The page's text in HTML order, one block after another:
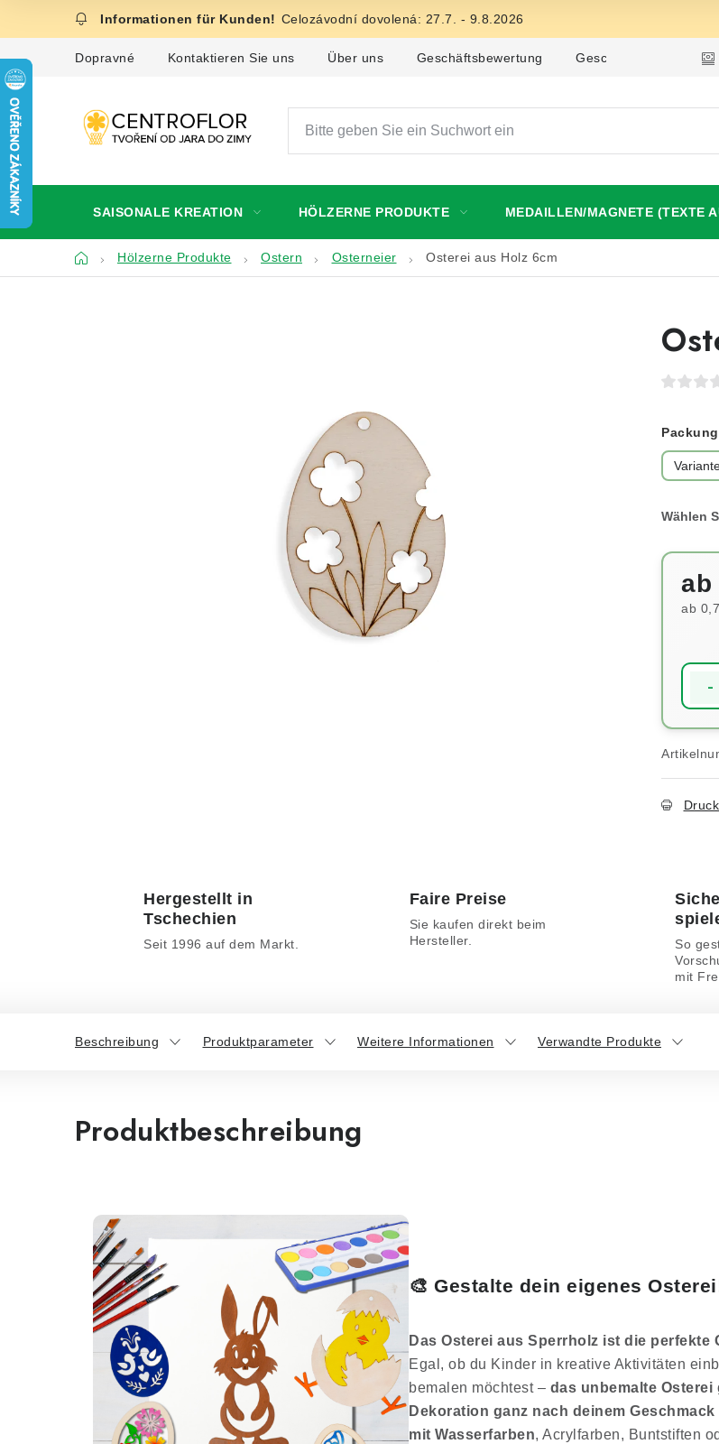
springen
Celozávodní dovolená: 27.7. - 9.8.2026
Dopravné Kontaktieren Sie uns Über uns Geschäftsbewertung Geschäftsbedingungen
SAISONALE KREATION HÖLZERNE PRODUKTE MEDAILLEN/MAGNETE (TEXTE
StartseiteHölzerne Produkte Ostern Osterneier Osterei aus Holz 6cm
Packung
ab
ab
Hergestellt in
Tschechien
Seit 1996 auf dem Markt.
Faire Preise
Sie kaufen direkt beim
Hersteller.
So
mit
Beschreibung Produktparameter Weitere Informationen Verwandte Produkte
Produktbeschreibung
🎨 Gestalte dein eigenes
Das Osterei aus Sperrholz ist die
Egal, ob du Kinder in kreative Aktivitäten
bemalen möchtest – das unbemalte
Dekoration ganz nach deinem
mit Wasserfarben, Acrylfarben, Buntstiften